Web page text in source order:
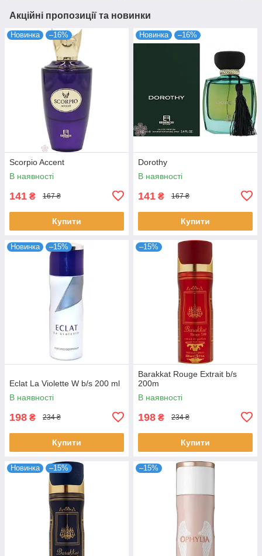
Акційні пропозиції та новинки
Новинка –16%
Scorpio Accent
В наявності
141 ₴ 167 ₴
Купити
Новинка –16%
Dorothy
В наявності
141 ₴ 167 ₴
Купити
Новинка –15%
Eclat La Violette W b/s 200 ml
В наявності
198 ₴ 234 ₴
Купити
–15%
Barakkat Rouge Extrait b/s
200m
В наявності
198 ₴ 234 ₴
Купити
Новинка –15% –15%